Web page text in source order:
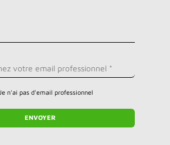
Je n'ai pas d'email professionnel